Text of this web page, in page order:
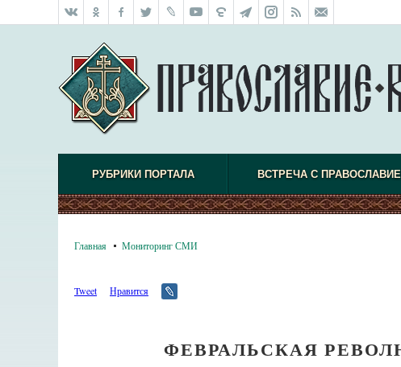
РУБРИКИ ПОРТАЛА ВСТРЕЧА С
Главная Мониторинг СМИ
Tweet Нравится
ФЕВРАЛЬСКАЯ